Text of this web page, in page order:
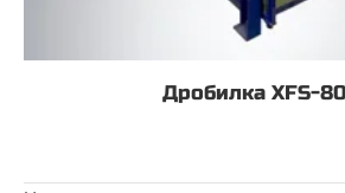
Дробилка XFS-